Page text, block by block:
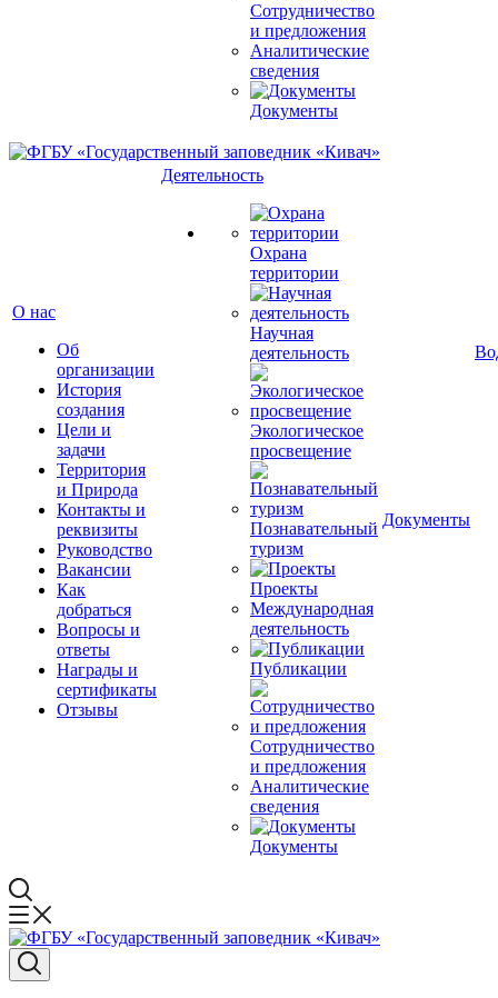
Сотрудничество
и предложения
Аналитические
сведения
Документы
О нас
Об
организации
История
создания
Цели и
задачи
Территория
и Природа
Контакты и
реквизиты
Руководство
Вакансии
Как
добраться
Вопросы и
ответы
Награды и
сертификаты
Отзывы
Деятельность
Охрана
территории
Научная
деятельность
Экологическое
просвещение
Познавательный
туризм
Проекты
Международная
деятельность
Публикации
Сотрудничество
и предложения
Аналитические
сведения
Документы
Документы